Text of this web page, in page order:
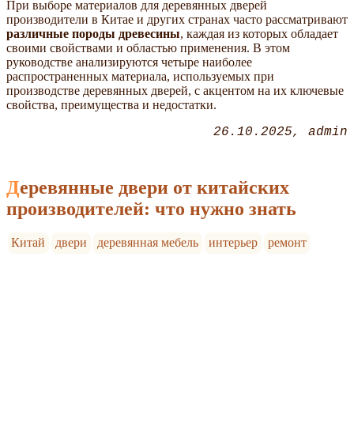
При выборе материалов для деревянных дверей
производители в Китае и других странах часто рассматривают
различные породы древесины, каждая из которых обладает
своими свойствами и областью применения. В этом
руководстве анализируются четыре наиболее
распространенных материала, используемых при
производстве деревянных дверей, с акцентом на их ключевые
свойства, преимущества и недостатки.
26.10.2025 admin
Деревянные двери от китайских
производителей: что нужно знать
Китай двери деревянная мебель интерьер ремонт